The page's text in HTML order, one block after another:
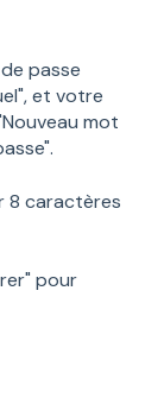
passe
et votre
mot
8 caractères
pour